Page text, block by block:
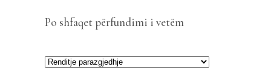
Po shfaqet përfundimi i vetëm